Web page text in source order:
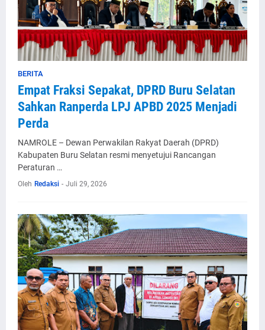
BERITA
Empat Fraksi Sepakat, DPRD Buru Selatan
Sahkan Ranperda LPJ APBD 2025 Menjadi
Perda
NAMROLE – Dewan Perwakilan Rakyat Daerah (DPRD)
Kabupaten Buru Selatan resmi menyetujui Rancangan
Peraturan …
Oleh Redaksi - Juli 29, 2026